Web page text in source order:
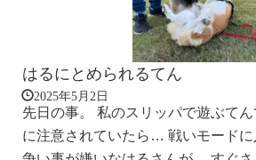
はるにとめられるてん
2025年5月2日
先日の事。 私のスリッパで遊ぶて
に注意されていたら… 戦いモードに